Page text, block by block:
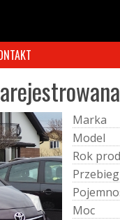
Marka
Model
Rok prod
Przebieg
Pojemno
Moc